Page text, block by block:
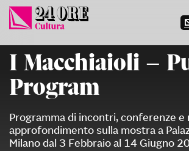
Vai
contenuto
I Macchiaioli –
Program
Programma di incontri, conferenze e
approfondimento sulla mostra a
Milano dal 3 Febbraio al 14 Giugno